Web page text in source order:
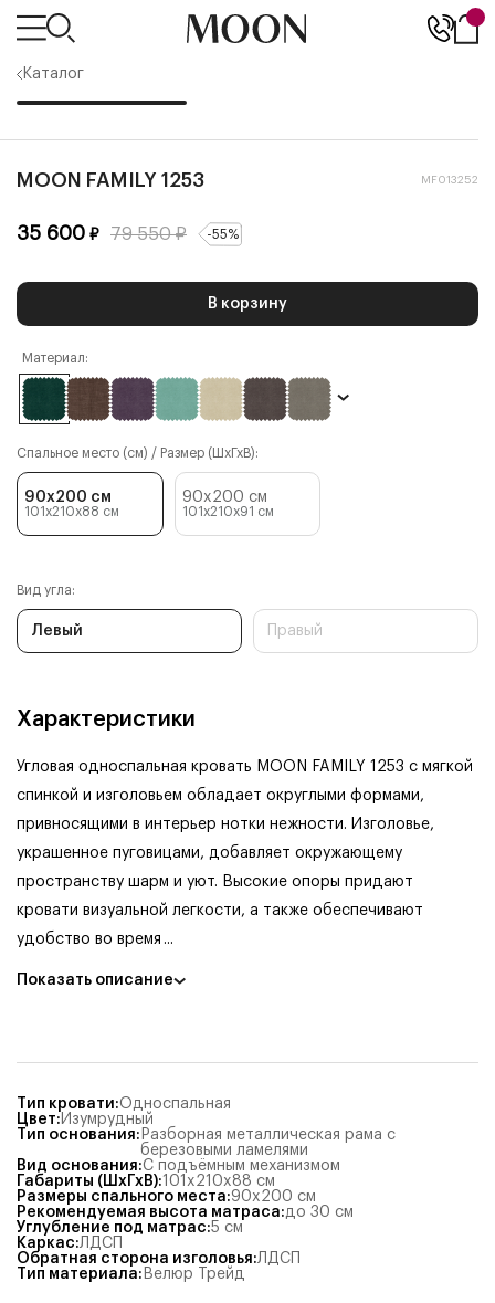
Каталог
MOON FAMILY 1253 MF013252
35 600 ₽ 79 550₽ -55%
В корзину
Материал:
Спальное место (см) / Размер (ШхГхВ):
90x200 см
101x210x88 см
90x200 см
101x210x91 см
Вид угла:
Левый Правый
Характеристики
Угловая односпальная кровать MOON FAMILY 1253 с мягкой
спинкой и изголовьем обладает округлыми формами,
привносящими в интерьер нотки нежности. Изголовье,
украшенное пуговицами, добавляет окружающему
пространству шарм и уют. Высокие опоры придают
кровати визуальной легкости, а также обеспечивают
удобство во время ...
Показать описание
Тип кровати:Односпальная
Цвет: Изумрудный
Тип основания: Разборная металлическая рама с
березовыми ламелями
Вид основания:С подъёмным механизмом
Габариты (ШхГхВ):101x210x88 см
Размеры спального места:90x200 см
Рекомендуемая высота матраса:до 30 см
Углубление под матрас:5 см
Каркас:ЛДСП
Обратная сторона изголовья:ЛДСП
Тип материала: Велюр Трейд